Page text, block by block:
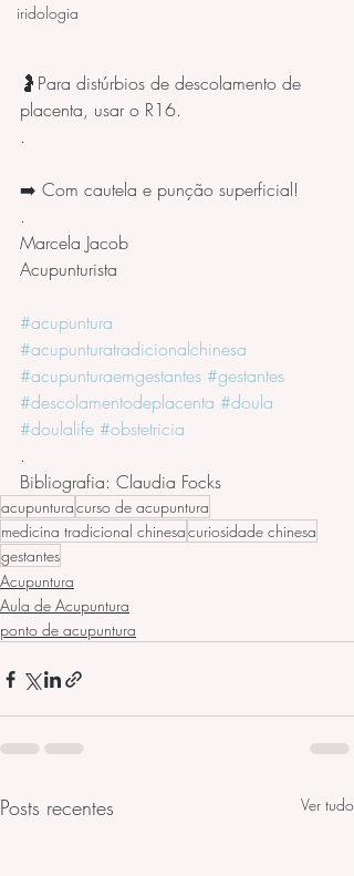
iridologia
🤰Para distúrbios de descolamento de
placenta, usar o R16.
.
➡️ Com cautela e punção superficial!
.
Marcela Jacob
Acupunturista
#acupuntura
#acupunturatradicionalchinesa
#acupunturaemgestantes #gestantes
#descolamentodeplacenta #doula
#doulalife #obstetricia
.
Bibliografia: Claudia Focks
acupunturacurso de acupuntura
medicina tradicional chinesacuriosidade chinesa
gestantes
Acupuntura
Aula de Acupuntura
ponto de acupuntura
Posts recentes Ver tudo